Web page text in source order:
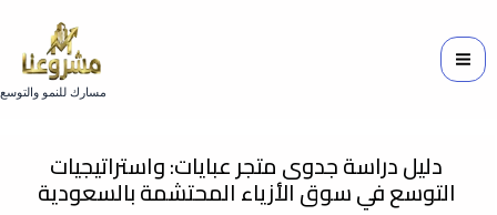
مسارك للنمو والتوسع
دليل دراسة جدوى متجر عبايات: واستراتيجيات
التوسع في سوق الأزياء المحتشمة بالسعودية